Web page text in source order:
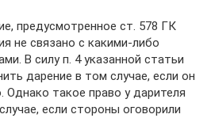
предусмотренное ст. 578 ГК
не связано с какими-либо
В силу п. 4 указанной статьи
дарение в том случае, если он
Однако такое право у дарителя
если стороны оговорили